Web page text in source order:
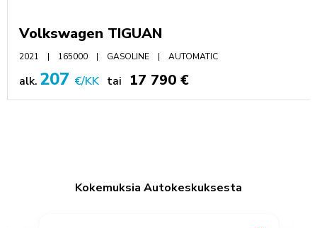
Volkswagen TIGUAN
2021 165000 GASOLINE AUTOMATIC
alk. 207 €/KK tai 17 790 €
Kokemuksia Autokeskuksesta